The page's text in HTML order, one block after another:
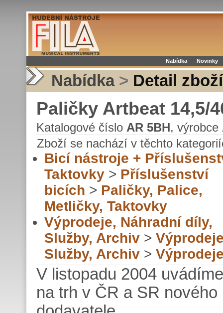
Nabídka Novinky
Nabídka > Detail zboží
Paličky Artbeat 14,5/
Katalogové číslo AR 5BH, výrobce
Zboží se nachází v těchto
Bicí nástroje +
Taktovky > Příslušenství
bicích > Paličky, Palice,
Metličky, Taktovky
Výprodeje, Náhradní díly,
Služby, Archiv >
Služby, Archiv >
V listopadu 2004 uvádíme
na trh v ČR a SR nového